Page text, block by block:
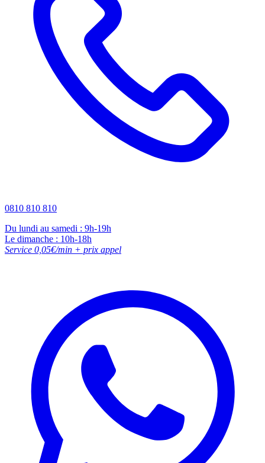
0810 810 810
Du lundi au samedi : 9h-19h
Le dimanche : 10h-18h
Service 0,05€/min + prix appel